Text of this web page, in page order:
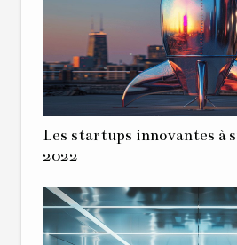
Les startups innovantes à
2022